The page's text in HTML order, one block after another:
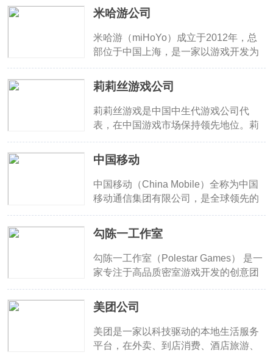
《Asphalt 9》和《Gangstar Vegas》分
别在竞速和沙盒类游戏中取得亿级下载
成绩。Gameloft长期专注于高质量3D手
游研发，是国际移动游戏市场的重要品
循环叙事和克苏鲁风格的点击解谜游戏
闻名，代表系列包括《锈湖》（Rusty
Lake）和《方块逃脱》（Cube
Escape）。其作品注重氛围营造、剧情
卓与Steam平台，屡次获得独立游戏奖
项提名。
米哈游公司
米哈游（miHoYo）成立于2012年，总
部位于中国上海，是一家以游戏开发为
核心，集研发、运营、发行于一体的综
合性数字娱乐企业。米哈游致力于“创作
与技术融合，打造全球顶级互动娱乐内
容”，希望通过技术创新和优质内容连接
全球玩家，推动数字文化产业的发展。
合，打造跨文化互动平台。其产品覆盖
全球200多个国家和地区，累计注册用
户数以亿计，展现了强大的国际影响
力。
莉莉丝游戏公司
莉莉丝游戏是中国中生代游戏公司代
表，在中国游戏市场保持领先地位。莉
包括《远光84》、《战火勋章》、《剑
与远征》、《万国觉醒》、《剑与家
园》、《艾彼》、《迷失岛2：时间的
灰烬》、《小冰冰传奇》、《南瓜先生
做好玩的游戏，一起为了游戏行业美好
的未来贡献自己的力量！
中国移动
中国移动（China Mobile）全称为中国
移动通信集团有限公司，是全球领先的
移动通信运营商之一。作为国内最大的
移动通信运营公司，也为广大用户带了
大量的手机APP。中国移动旗下软件有
哪些？32小编为你带了中国移动app大
全，包括移动营业厅、移动云盘、和教
勾陈一工作室
勾陈一工作室（Polestar Games） 是一
家专注于高品质密室游戏开发的创意团
追求卓越。公司核心成员来自行业顶尖
团队，拥有丰富的研发经验。未来将持
续探索创新，为全球玩家带来更多惊
喜。
美团公司
美团是一家以科技驱动的本地生活服务
平台，在外卖、到店消费、酒店旅游、